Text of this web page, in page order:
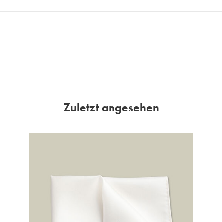
Zuletzt angesehen